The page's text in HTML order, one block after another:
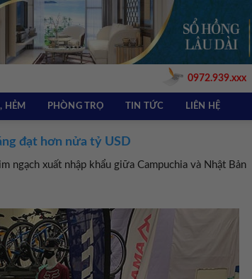
0972.939.xxx
HẺM PHÒNG TRỌ TIN TỨC LIÊN HỆ
đạt hơn nửa tỷ USD
ngạch xuất nhập khẩu giữa Campuchia và Nhật Bản